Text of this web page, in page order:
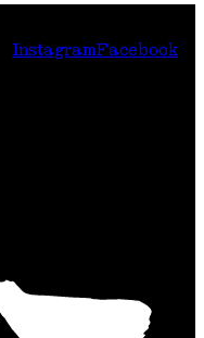
InstagramFacebook